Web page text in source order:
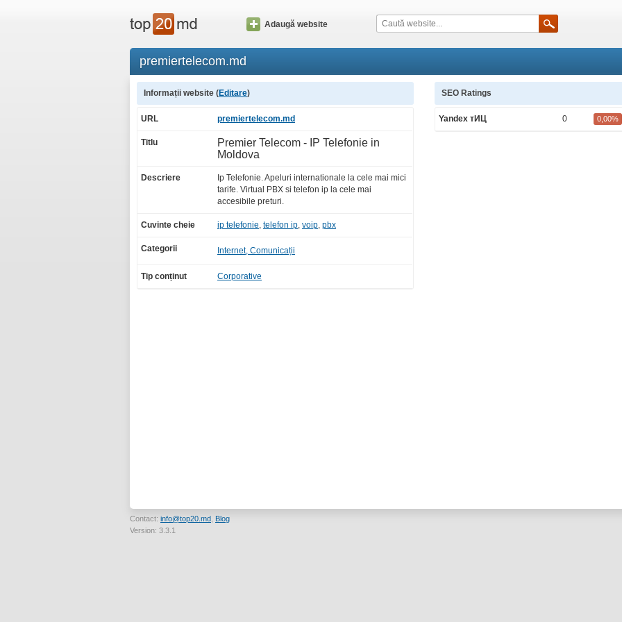
Adaugă website
premiertelecom.md
Informații website (Editare)
URL premiertelecom.md
Titlu
Premier Telecom - IP Telefonie in
Moldova
Descriere
Ip Telefonie. Apeluri internationale la cele mai mici
tarife. Virtual PBX si telefon ip la cele mai
accesibile preturi.
Cuvinte cheie ip telefonie, telefon ip, voip, pbx
Categorii Internet, Comunicații
Tip conținut Corporative
SEO Ratings
Yandex тИЦ 0 0,00%
Contact: info@top20.md Blog
Version: 3.3.1